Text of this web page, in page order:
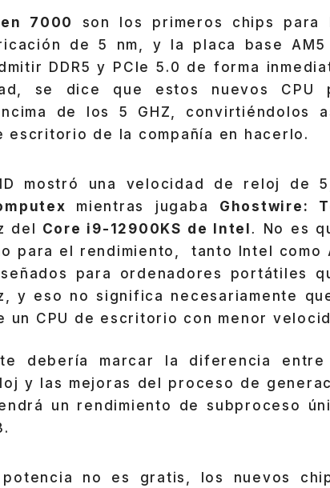
7000
son los primeros chips para
de 5 nm, y la placa base
DDR5 y PCIe 5.0 de forma
se dice que estos nuevos CPU
de los 5 GHZ, convirtiéndolos
escritorio de la compañía en hacerlo.
mostró una velocidad de reloj de
mientras jugaba Ghostwire:
del Core i9-12900KS de Intel. No es
para el rendimiento, tanto Intel como
para ordenadores portátiles
y eso no significa necesariamente
un CPU de escritorio con menor
debería marcar la diferencia
y las mejoras del proceso de
un rendimiento de subproceso
no es gratis, los nuevos